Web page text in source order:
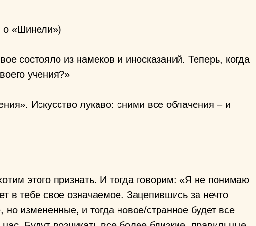
о «Шинели»)
состояло из намеков и иносказаний. Теперь, когда
учения?»
Искусство лукаво: сними все облачения – и
этого признать. И тогда говорим: «Я не понимаю
в тебе свое означаемое. Зацепившись за нечто
измененные, и тогда новое/странное будет все